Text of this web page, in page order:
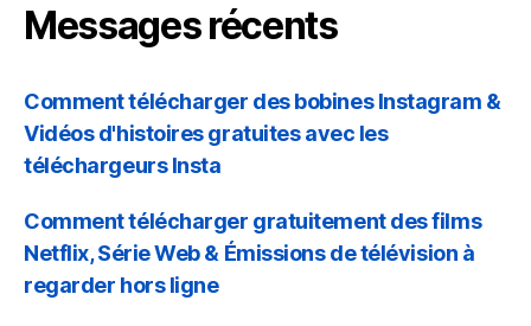
Messages récents
Comment télécharger des bobines Instagram &
Vidéos d'histoires gratuites avec les
téléchargeurs Insta
Comment télécharger gratuitement des films
Netflix, Série Web & Émissions de télévision à
regarder hors ligne